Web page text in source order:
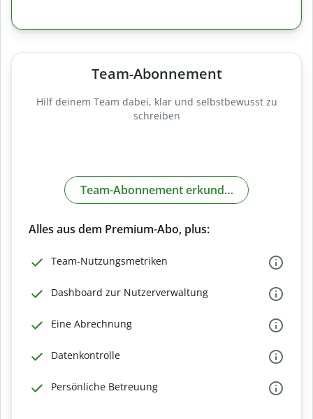
Team-Abonnement
Hilf deinem Team dabei, klar und selbstbewusst zu
schreiben
Team-Abonnement erkunden
Alles aus dem Premium-Abo, plus:
Team-Nutzungsmetriken
Dashboard zur Nutzerverwaltung
Eine Abrechnung
Datenkontrolle
Persönliche Betreuung